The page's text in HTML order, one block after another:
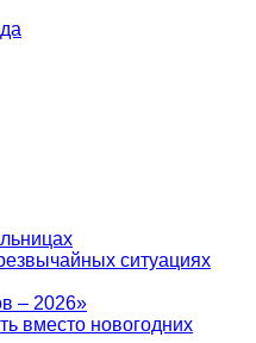
ситуациях
– 2026»
вместо новогодних